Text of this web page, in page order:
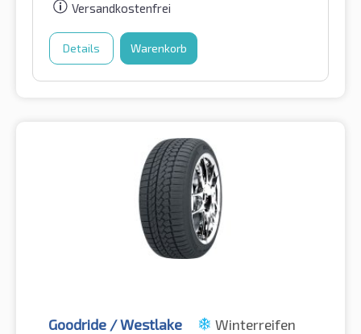
Versandkostenfrei
Details Warenkorb
Goodride / Westlake Winterreifen